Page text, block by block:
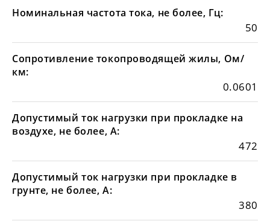
Номинальная частота тока, не более, Гц:
50
Сопротивление токопроводящей жилы, Ом/
км:
0.0601
Допустимый ток нагрузки при прокладке на
воздухе, не более, А:
472
Допустимый ток нагрузки при прокладке в
грунте, не более, А:
380